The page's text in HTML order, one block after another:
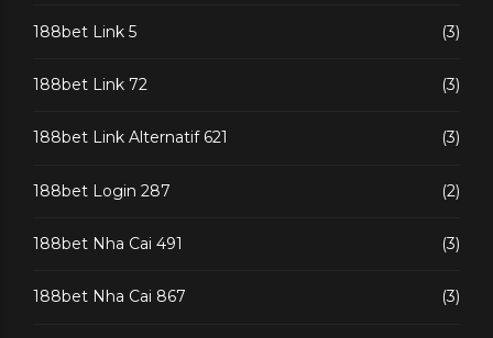
188bet Link 5 (3)
188bet Link 72 (3)
188bet Link Alternatif 621 (3)
188bet Login 287 (2)
188bet Nha Cai 491 (3)
188bet Nha Cai 867 (3)